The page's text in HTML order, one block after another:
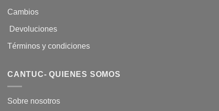
Cambios
Devoluciones
Términos y condiciones
CANTUC- QUIENES SOMOS
Sobre nosotros